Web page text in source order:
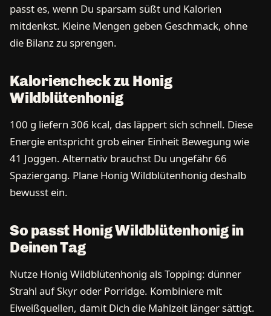
passt es, wenn Du sparsam süßt und Kalorien
mitdenkst. Kleine Mengen geben Geschmack, ohne
die Bilanz zu sprengen.
Kaloriencheck zu Honig
Wildblütenhonig
100 g liefern 306 kcal, das läppert sich schnell. Diese
Energie entspricht grob einer Einheit Bewegung wie
41 Joggen. Alternativ brauchst Du ungefähr 66
Spaziergang. Plane Honig Wildblütenhonig deshalb
bewusst ein.
So passt Honig Wildblütenhonig in
Deinen Tag
Nutze Honig Wildblütenhonig als Topping: dünner
Strahl auf Skyr oder Porridge. Kombiniere mit
Eiweißquellen, damit Dich die Mahlzeit länger sättigt.